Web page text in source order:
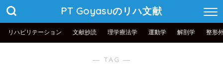
PT Goyasuのリハ文献
リハビリテーション 文献抄読 理学療法学 運動学 解剖学 整形
― TAG ―